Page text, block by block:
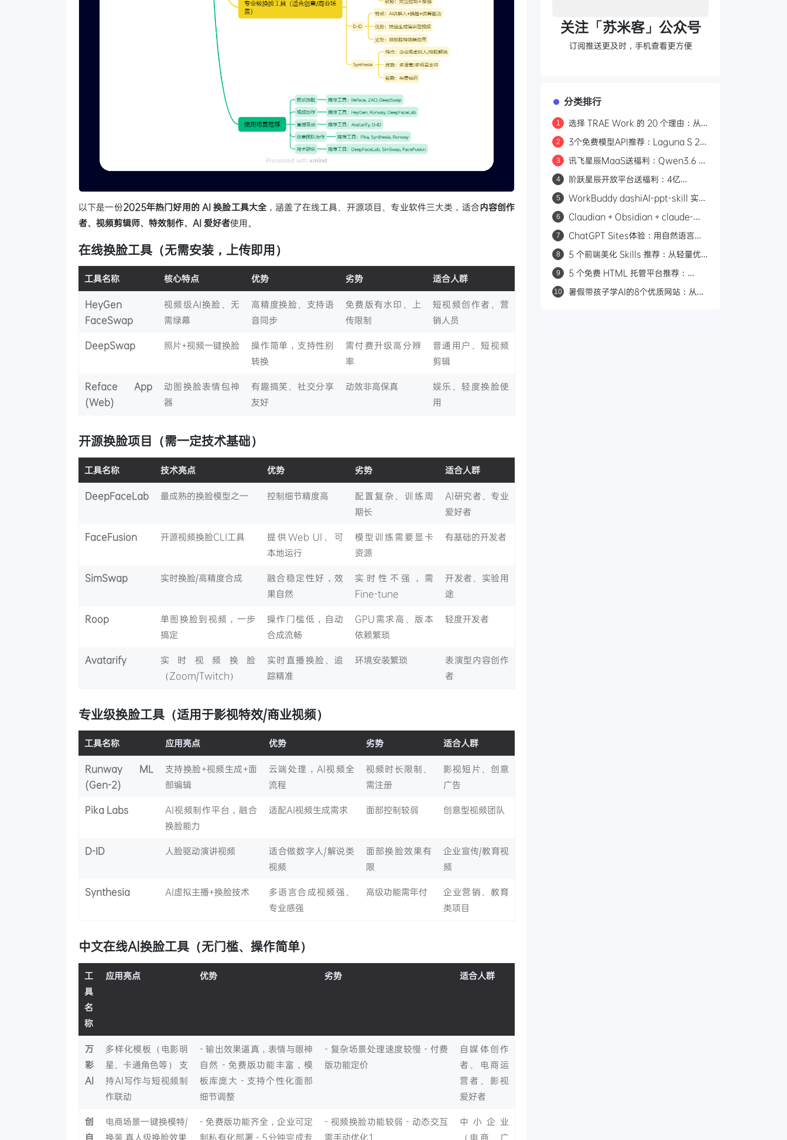
以下是一份2025年热门好用的 AI 换脸工具大全 ，涵盖了在线工具、开源项目、专业软件三大类，适合内容创作
者、视频剪辑师、特效制作、AI 爱好者使用。
在线换脸工具（无需安装，上传即用）
工具名称 核心特点 优势 劣势 适合人群
HeyGen
FaceSwap
视频级AI换脸、无
需绿幕
高精度换脸、支持语
音同步
免费版有水印、上
传限制
短视频创作者、营
销人员
DeepSwap 照片+视频一键换脸
操作简单，支持性别
转换
需付费升级高分辨
率
普通用户、短视频
剪辑
Reface App
(Web)
动图换脸表情包神
器
有趣搞笑、社交分享
友好
动效非高保真
娱乐、轻度换脸使
用
开源换脸项目（需一定技术基础）
工具名称 技术亮点 优势 劣势 适合人群
DeepFaceLab 最成熟的换脸模型之一 控制细节精度高
配置复杂、训练周
期长
AI研究者、专业
爱好者
FaceFusion 开源视频换脸CLI工具
提供Web UI、可
本地运行
模型训练需要显卡
资源
有基础的开发者
SimSwap 实时换脸/高精度合成
融合稳定性好，效
果自然
实时性不强，需
Fine-tune
开发者、实验用
途
Roop
单图换脸到视频，一步
搞定
操作门槛低，自动
合成流畅
GPU需求高、版本
依赖繁琐
轻度开发者
Avatarify
实时视频换脸
（Zoom/Twitch）
实时直播换脸、追
踪精准
环境安装繁琐
表演型内容创作
者
专业级换脸工具（适用于影视特效/商业视频）
工具名称 应用亮点 优势 劣势 适合人群
Runway ML
(Gen-2)
支持换脸+视频生成+面
部编辑
云端处理，AI视频全
流程
视频时长限制、
需注册
影视短片、创意
广告
Pika Labs
AI视频制作平台，融合
换脸能力
适配AI视频生成需求 面部控制较弱 创意型视频团队
D-ID 人脸驱动演讲视频
适合做数字人/解说类
视频
面部换脸效果有
限
企业宣传/教育视
频
Synthesia AI虚拟主播+换脸技术
多语言合成视频强、
专业感强
高级功能需年付
企业营销、教育
类项目
中文在线AI换脸工具（无门槛、操作简单）
工
具
名
称
应用亮点 优势 劣势 适合人群
万
彩
AI
多样化模板（电影明
星、卡通角色等）
支
持AI写作与短视频制
作联动
- 输出效果逼真，表情与眼神
自然 - 免费版功能丰富，模
板库庞大 - 支持个性化面部
细节调整
- 复杂场景处理速度较慢 - 付费
版功能定价
自媒体创作
者、电商运
营者、影视
爱好者
创
自
电商场景一键换模特/
换装 真人级换脸效果
- 免费版功能齐全，企业可定
制私有化部署 - 5分钟完成专
- 视频换脸功能较弱 - 动态交互
需手动优化1
中小企业
（电商、广
关注「苏米客」公众号
订阅推送更及时，手机查看更方便
分类排行
1
选择 TRAE Work 的 20 个理由：从
2
3个免费模型API推荐：Laguna S 2.1
Qwen3-Embedding向量检索
3
讯飞星辰MaaS送福利：Qwen3.6 日
4
阶跃星辰开放平台送福利：4亿
5
WorkBuddy dashiAI-ppt-skill 实
6
Claudian + Obsidian + claude-
大脑
7
ChatGPT Sites体验：用自然语言描
8
5 个前端美化 Skills 推荐：从轻量优
粗糙感
9
5 个免费 HTML 托管平台推荐：
Netlify 等部署方案对比
10
暑假带孩子学AI的8个优质网站：从启